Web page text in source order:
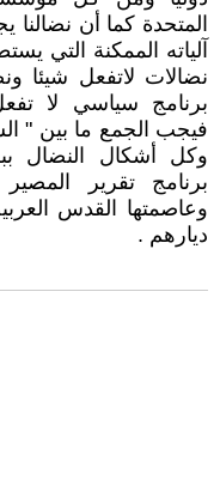
المتحدة كما أن
آلياته الممكنة التي
نضالات لاتفعل شيئا
برنامج سياسي لا
فيجب الجمع ما بين "
وكل أشكال النضال
برنامج تقرير المصير
وعاصمتها القدس
ديارهم .